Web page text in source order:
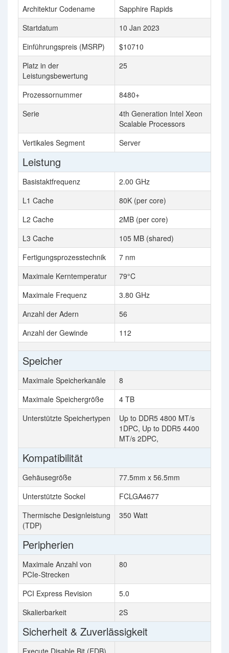
Architektur Codename
Sapphire Rapids
Startdatum
10 Jan 2023
Einführungspreis (MSRP)
$10710
Platz in der
Leistungsbewertung
25
Prozessornummer
8480+
Serie
4th Generation Intel Xeon
Scalable Processors
Vertikales Segment
Server
Leistung
Basistaktfrequenz
2.00 GHz
L1 Cache
80K (per core)
L2 Cache
2MB (per core)
L3 Cache
105 MB (shared)
Fertigungsprozesstechnik
7 nm
Maximale Kerntemperatur
79°C
Maximale Frequenz
3.80 GHz
Anzahl der Adern
56
Anzahl der Gewinde
112
Speicher
Maximale Speicherkanäle
8
Maximale Speichergröße
4 TB
Unterstützte Speichertypen
Up to DDR5 4800 MT/s
1DPC, Up to DDR5 4400
MT/s 2DPC,
Kompatibilität
Gehäusegröße
77.5mm x 56.5mm
Unterstützte Sockel
FCLGA4677
Thermische Designleistung
(TDP)
350 Watt
Peripherien
Maximale Anzahl von
PCIe-Strecken
80
PCI Express Revision
5.0
Skalierbarkeit
2S
Sicherheit & Zuverlässigkeit
Execute Disable Bit (EDB)